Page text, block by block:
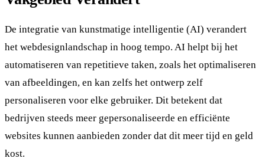
De integratie van kunstmatige intelligentie (AI) verandert
het webdesignlandschap in hoog tempo. AI helpt bij het
automatiseren van repetitieve taken, zoals het optimaliseren
van afbeeldingen, en kan zelfs het ontwerp zelf
personaliseren voor elke gebruiker. Dit betekent dat
bedrijven steeds meer gepersonaliseerde en efficiënte
websites kunnen aanbieden zonder dat dit meer tijd en geld
kost.